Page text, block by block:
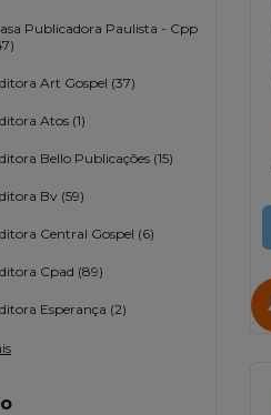
Publicadora Paulista - Cpp
Art Gospel (37)
Atos (1)
Bello Publicações (15)
Bv (59)
Central Gospel (6)
Cpad (89)
Esperança (2)